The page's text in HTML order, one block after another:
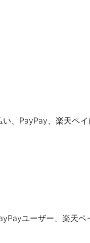
、PayPay、楽天ペ
ユーザー、楽天ペ